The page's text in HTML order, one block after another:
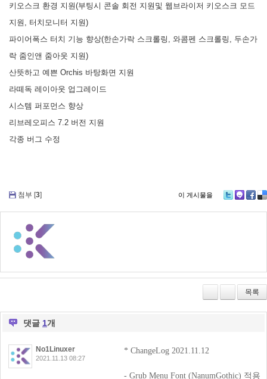
키오스크 환경 지원(부팅시 콘솔 회전 지원및 웹브라이저 키오스크 모드
지원, 터치모니터 지원)
파이어폭스 터치 기능 향상(한손가락 스크롤링, 와콤펜 스크롤링, 두손가
락 줌인앤 줌아웃 지원)
산뜻하고 예쁜 Orchis 바탕화면 지원
라떼독 레이아웃 업그레이드
시스템 퍼포먼스 향상
리브레오피스 7.2 버전 지원
각종 버그 수정
첨부 [3] 이 게시물을
itte e2 ce lici
목록
댓글 1개
No1Linuxer
2021.11.13 08:27
* ChangeLog 2021.11.12
- Grub Menu Font (NanumGothic) 적용